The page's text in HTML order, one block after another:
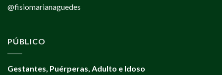
@fisiomarianaguedes
PÚBLICO
Gestantes, Puérperas, Adulto e Idoso